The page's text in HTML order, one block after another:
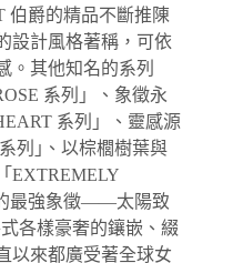
伯爵的精品不斷推陳
設計風格著稱，可依
。其他知名的系列
系列」、象徵永
系列」、靈感源
列｣、以棕櫚樹葉與
EXTREMELY
最強象徵——太陽致
各樣豪奢的鑲嵌、綴
以來都廣受著全球女